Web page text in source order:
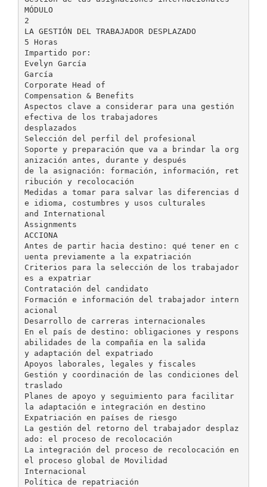
MÓDULO
2
LA GESTIÓN DEL TRABAJADOR DESPLAZADO
5 Horas
Impartido por:
Evelyn García
García
Corporate Head of
Compensation & Benefits
Aspectos clave a considerar para una gestión
efectiva de los trabajadores
desplazados
Selección del perfil del profesional
Soporte y preparación que va a brindar la org
anización antes, durante y después
de la asignación: formación, información, ret
ribución y recolocación
Medidas a tomar para salvar las diferencias d
e idioma, costumbres y usos culturales
and International
Assignments
ACCIONA
Antes de partir hacia destino: qué tener en c
uenta previamente a la expatriación
Criterios para la selección de los trabajador
es a expatriar
Contratación del candidato
Formación e información del trabajador intern
acional
Desarrollo de carreras internacionales
En el país de destino: obligaciones y respons
abilidades de la compañía en la salida
y adaptación del expatriado
Apoyos laborales, legales y fiscales
Gestión y coordinación de las condiciones del
traslado
Planes de apoyo y seguimiento para facilitar
la adaptación e integración en destino
Expatriación en países de riesgo
La gestión del retorno del trabajador desplaz
ado: el proceso de recolocación
La integración del proceso de recolocación en
el proceso global de Movilidad
Internacional
Política de repatriación